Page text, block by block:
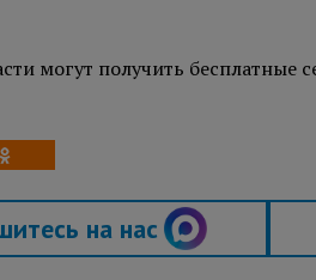
могут получить бесплатные
на нас